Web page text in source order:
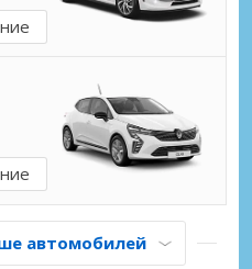
автомобилей